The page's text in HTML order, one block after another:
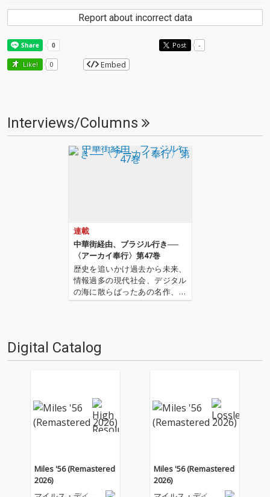
Report about incorrect data
Post -
Like! 0 Embed
Interviews/Columns
連載
中華街経由、ブラジル行き──
〈アーカイ奉行〉第47巻
歴史を追いかけ過去から未来、
情報過多の現代社会、デジタル
の海に散らばったあの名作、こ
の名作たちをひとつにまとめる
は…'''1.過去作の最新リマスター
音源 2.これまで未配信…
Digital Catalog
Miles '56 (Remastered
2026)
Miles '56 (Remastered
2026)